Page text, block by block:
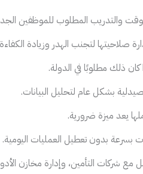
والتدريب المطلوب للموظفين
صلاحيتها لتجنب الهدر وزيادة
كان ذلك مطلوبًا في الدولة.
بشكل عام لتحليل البيانات.
يعد ميزة ضرورية.
بدون تعطيل العمليات اليومية.
مع شركات التأمين، وإدارة مخازن